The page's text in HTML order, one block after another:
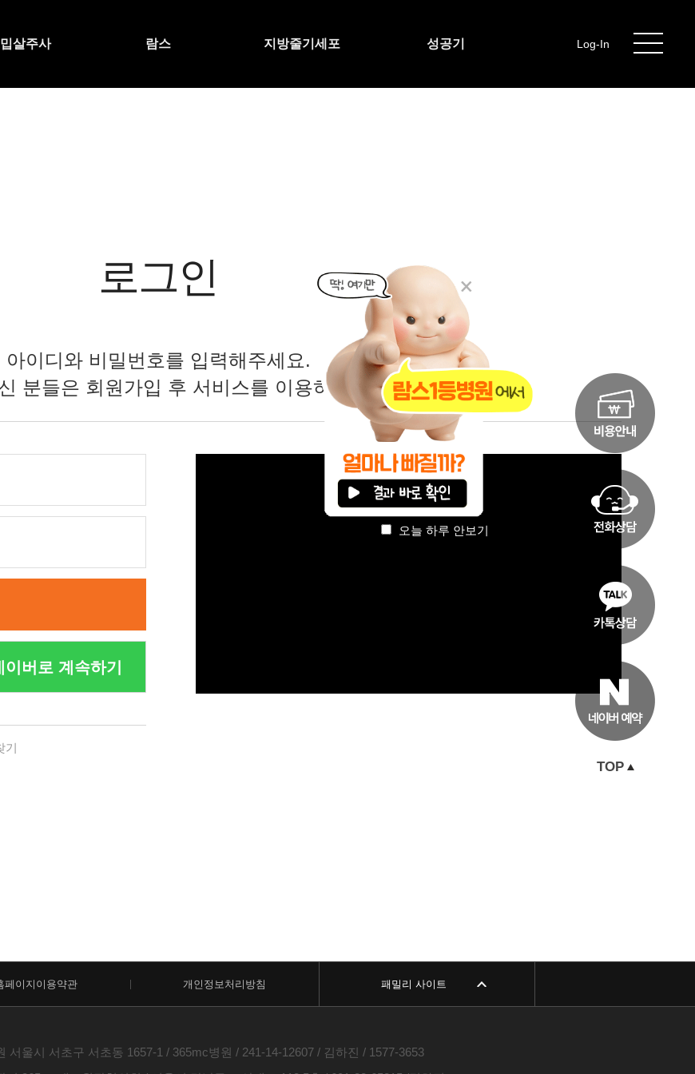
살주사 람스 지방줄기세포 성공기 Log-In
로그인
아이디와 비밀번호를 입력해주세요.
분들은 회원가입 후 서비스를 이용하실 수 있습니다.
이버로 계속하기
기
TOP
오늘 하루 안보기
페이지이용약관 개인정보처리방침 패밀리 사이트
서울시 서초구 서초동 1657-1 / 365mc병원 / 241-14-12607 / 김하진 / 1577-3653